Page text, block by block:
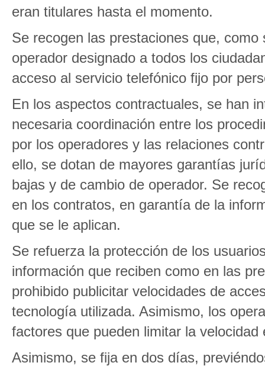
eran titulares hasta el momento.
Se recogen las prestaciones que,
operador designado a todos los
acceso al servicio telefónico fijo por
En los aspectos contractuales, se han
necesaria coordinación entre los
por los operadores y las relaciones
ello, se dotan de mayores garantías
bajas y de cambio de operador. Se
en los contratos, en garantía de la
que se le aplican.
Se refuerza la protección de los
información que reciben como en las
prohibido publicitar velocidades de
tecnología utilizada. Asimismo, los
factores que pueden limitar la
Asimismo, se fija en dos días,